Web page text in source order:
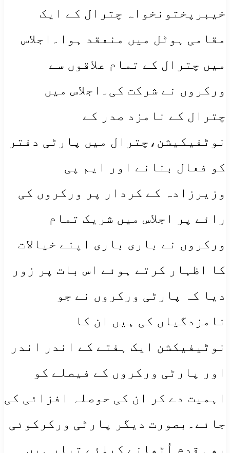
خیبرپختونخواہ چترال کے ایک
مقامی ہوٹل میں منعقد ہوا۔اجلاس
میں چترال کے تمام علاقوں سے
ورکروں نے شرکت کی۔اجلاس میں
چترال کے نامزد صدر کے
نوٹفیکیشن،چترال میں پارٹی دفتر
کو فعال بنانے اور ایم پی
وزیرزادہ کے کردار پر ورکروں کی
رائے پر اجلاس میں شریک تمام
ورکروں نے باری باری اپنے خیالات
کا اظہار کرتے ہوئے اس بات پر زور
دیا کہ پارٹی ورکروں نے جو
نامزدگیاں کی ہیں ان کا
نوٹیفیکشن ایک ہفتے کے اندر اندر
اور پارٹی ورکروں کے فیصلے کو
اہمیت دے کر ان کی حوصلہ افزائی کی
جائے۔بصورت دیگر پارٹی ورکرکوئی
بھی قدم اُٹھانے کیلئے تیار ہیں